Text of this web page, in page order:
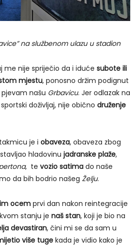
na službenom ulazu u stadion
me nije spriječio da i iduće subote ili
mjestu, ponosno držim podignut
našu Grbavicu. Jer odlazak na
doživljaj, nije obično druženje
je i obaveza, obaveza zbog
hladovinu jadranske plaže,
, te vozio satima do naše
da bih bodrio našeg Želju.
ocem prvi dan nakon reintegracije
stanju je naš stan, koji je bio na
devastiran, čini mi se da sam u
više tuge kada je vidio kako je